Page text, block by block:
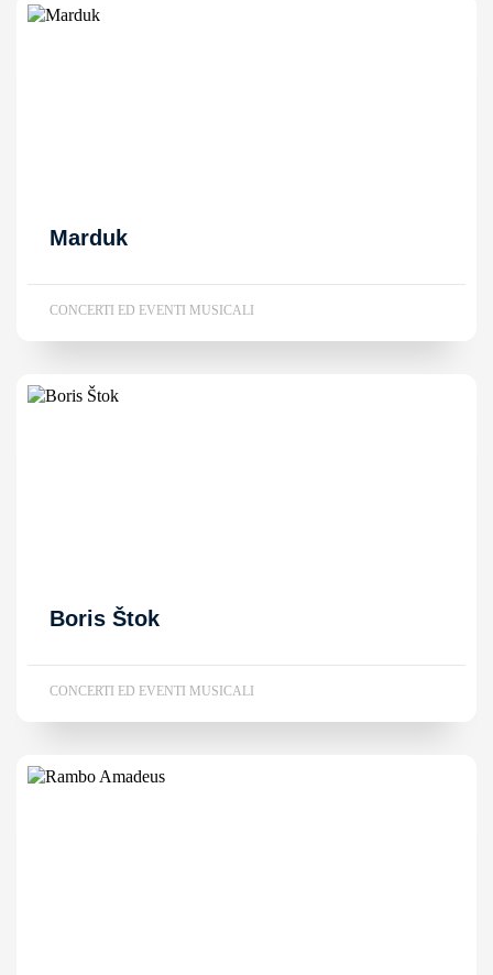
Marduk
CONCERTI ED EVENTI MUSICALI
Boris Štok
CONCERTI ED EVENTI MUSICALI